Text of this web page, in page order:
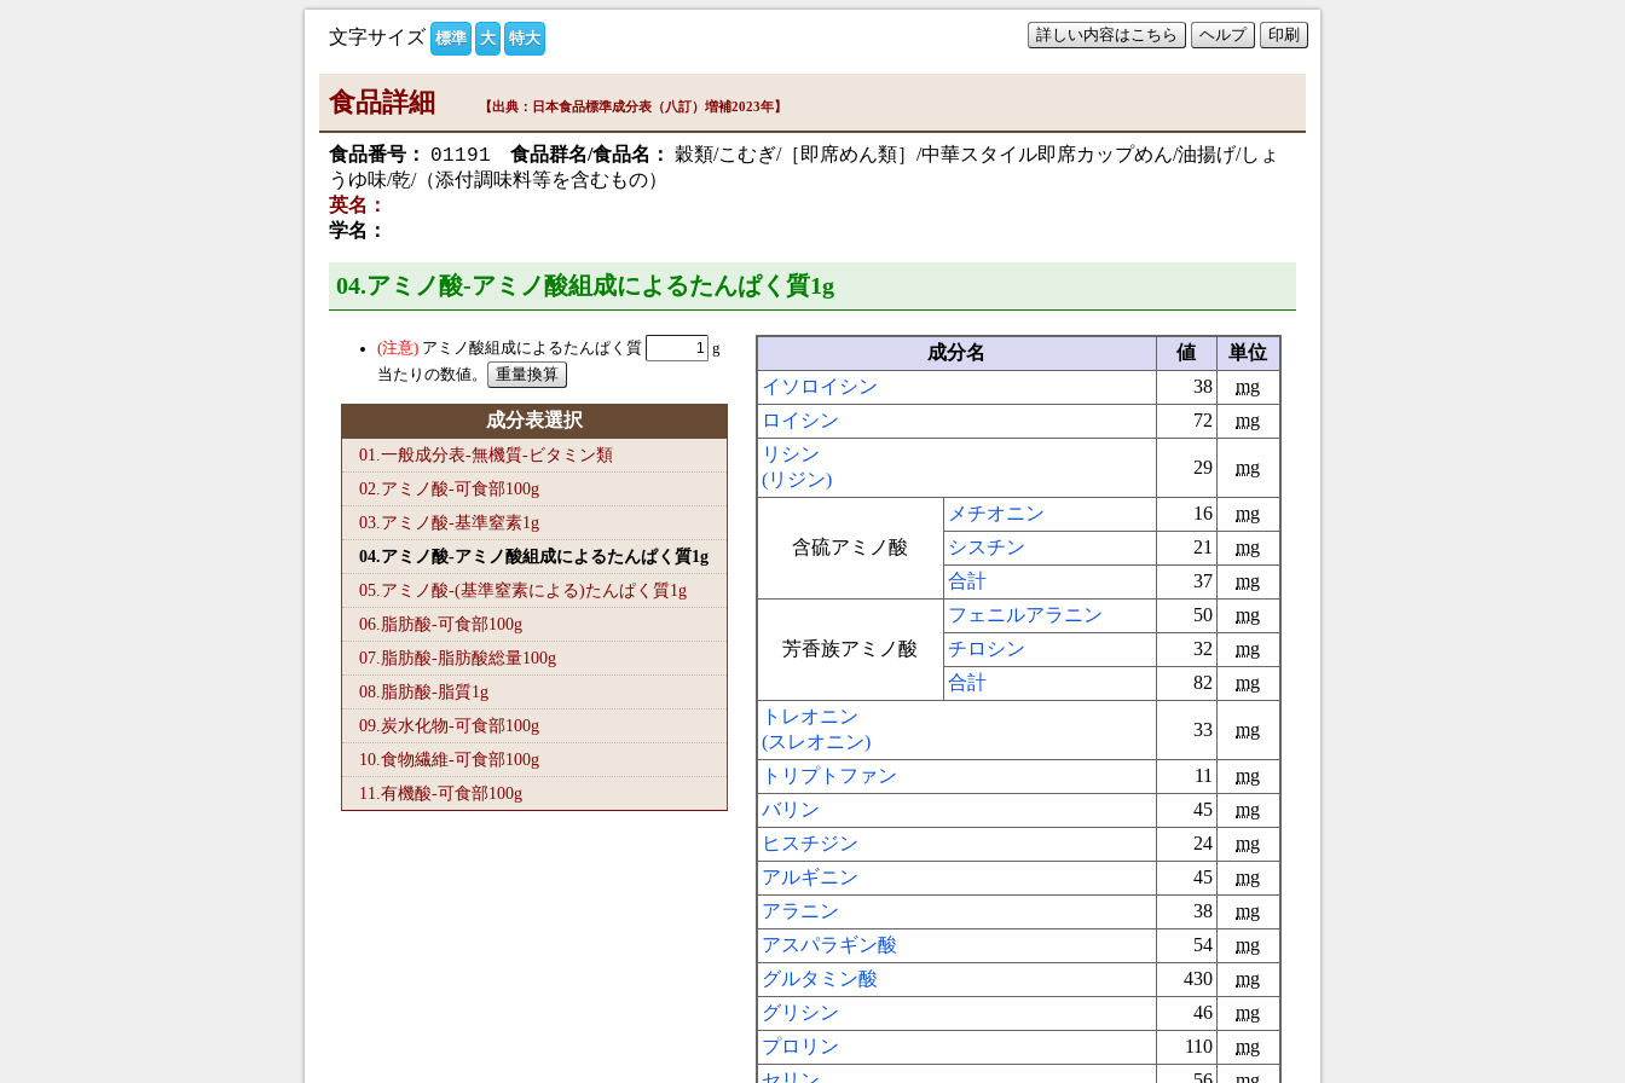
詳しい内容はこちら ヘルプ 印刷
文字サイズ 標準 大 特大
食品詳細 【出典：日本食品標準成分表（八訂）増補2023年】
食品番号： 01191 食品群名/食品名： 穀類/こむぎ/［即席めん類］/中華スタイル即席カップめん/油揚げ/しょ
うゆ味/乾/（添付調味料等を含むもの）
英名：
学名：
04.アミノ酸-アミノ酸組成によるたんぱく質1g
アミノ酸組成によるたんぱく質
g
当たりの数値。
成分表選択
01.一般成分表-無機質-ビタミン類
02.アミノ酸-可食部100g
03.アミノ酸-基準窒素1g
04.アミノ酸-アミノ酸組成によるたんぱく質1g
05.アミノ酸-(基準窒素による)たんぱく質1g
06.脂肪酸-可食部100g
07.脂肪酸-脂肪酸総量100g
08.脂肪酸-脂質1g
09.炭水化物-可食部100g
10.食物繊維-可食部100g
11.有機酸-可食部100g
成分名 値
単位
イソロイシン
38
mg
ロイシン
72
mg
リシン
(リジン)
29 mg
含硫アミノ酸
メチオニン 16
mg
シスチン
21
mg
合計
37 mg
芳香族アミノ酸
フェニルアラニン 50
mg
チロシン
32
mg
合計
82
mg
トレオニン
(スレオニン)
33 mg
トリプトファン 11
mg
バリン
45
mg
ヒスチジン
24
mg
アルギニン
45
mg
アラニン
38
mg
アスパラギン酸
54
mg
グルタミン酸
430
mg
グリシン
46
mg
プロリン
110
mg